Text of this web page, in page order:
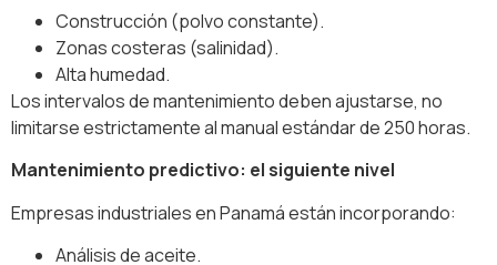
Construcción (polvo constante).
Zonas costeras (salinidad).
Alta humedad.
Los intervalos de mantenimiento deben ajustarse, no
limitarse estrictamente al manual estándar de 250 horas.
Mantenimiento predictivo: el siguiente nivel
Empresas industriales en Panamá están incorporando:
Análisis de aceite.